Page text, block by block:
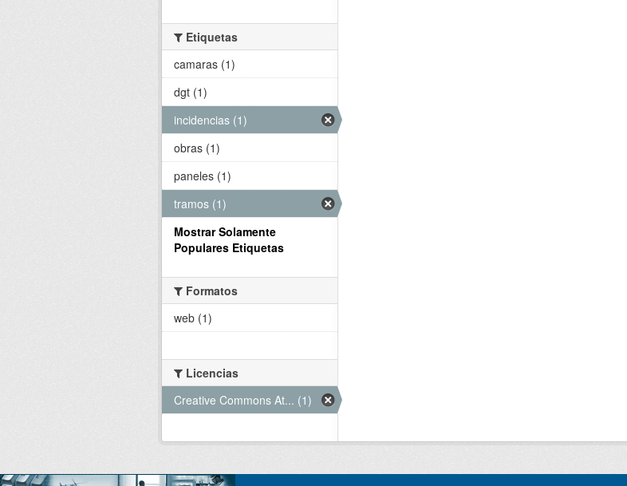
Etiquetas
camaras (1)
dgt (1)
incidencias (1)
obras (1)
paneles (1)
tramos (1)
Mostrar Solamente
Populares Etiquetas
Formatos
web (1)
Licencias
Creative Commons At... (1)